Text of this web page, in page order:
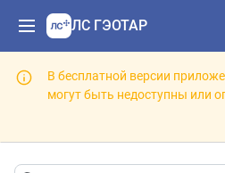
ЛС ГЭОТАР
В бесплатной версии
могут быть недоступны или